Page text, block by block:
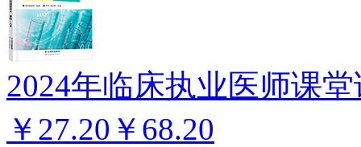
2024年临床执业医师课
￥27.20 ￥68.20